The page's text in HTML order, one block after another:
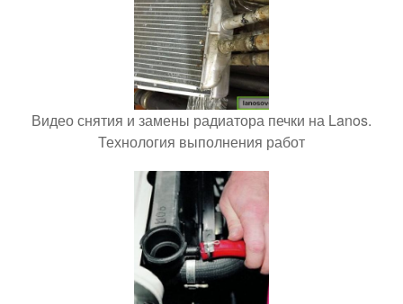
Видео снятия и замены радиатора печки на Lanos.
Технология выполнения работ